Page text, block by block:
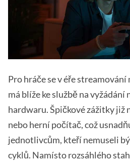
Pro hráče se v éře
má blíže ke službě na vyžádání
hardwaru. Špičkové zážitky již
nebo herní počítač, což
jednotlivcům, kteří nemuseli
cyklů. Namísto rozsáhlého